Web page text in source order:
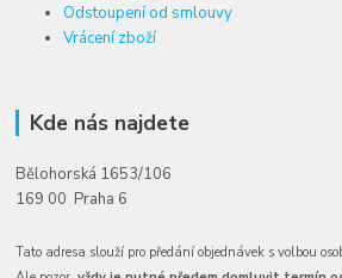
Odstoupení od smlouvy
Vrácení zboží
Kde nás najdete
Bělohorská 1653/106
169 00 Praha 6
Tato adresa slouží pro předání objednávek s volbou